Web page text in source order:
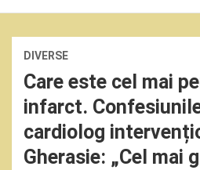
DIVERSE
Care este cel mai
infarct.
cardiolog
Gherasie: „Cel mai